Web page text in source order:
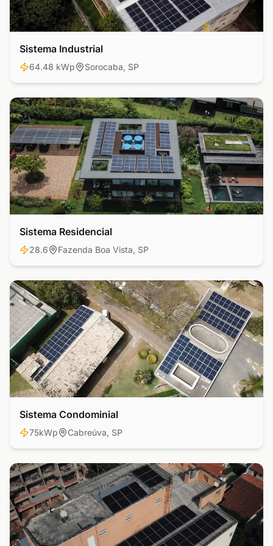
Industrial
Sistema Industrial
64.48 kWp Sorocaba, SP
Residencial
Sistema Residencial
28.6 Fazenda Boa Vista, SP
Residencial
Sistema Condominial
75kWp Cabreúva, SP